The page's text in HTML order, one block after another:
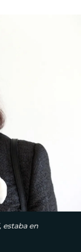
estaba en